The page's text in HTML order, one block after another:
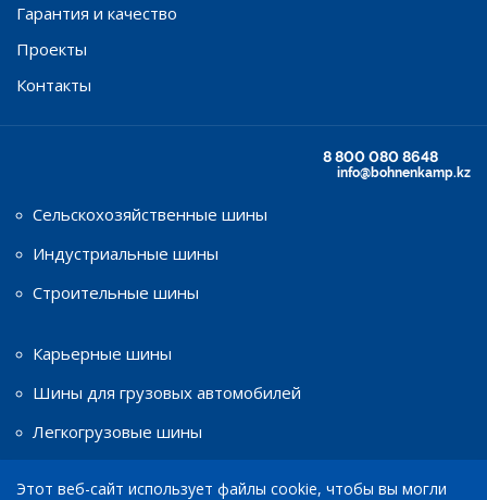
Гарантия и качество
Проекты
Контакты
8 800 080 8648
info@bohnenkamp.kz
Сельскохозяйственные шины
Индустриальные шины
Строительные шины
Карьерные шины
Шины для грузовых автомобилей
Легкогрузовые шины
Шины для мототехники
Этот веб-сайт использует файлы cookie, чтобы вы могли